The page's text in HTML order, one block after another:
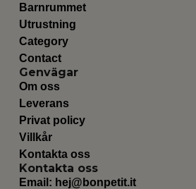
Barnrummet
Utrustning
Category
Contact
Genvägar
Om oss
Leverans
Privat policy
Villkår
Kontakta oss
Kontakta oss
Email: hej@bonpetit.it